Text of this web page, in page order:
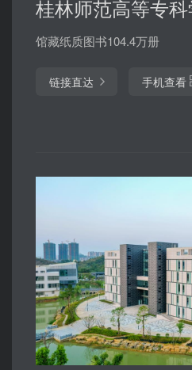
桂林师范高等专
馆藏纸质图书104.4万册
链接直达 手机查看